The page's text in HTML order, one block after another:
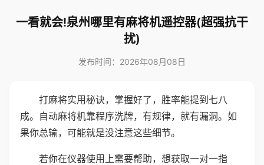
一看就会!泉州哪里有麻将机遥控器(超强抗干
扰)
发布时间：2026年08月08日
打麻将实用秘诀，掌握好了，胜率能提到七八
成。自动麻将机靠程序洗牌，有规律，就有漏洞。如
果你总输，可能就是没注意这些细节。
若你在仪器使用上需要帮助，想获取一对一指